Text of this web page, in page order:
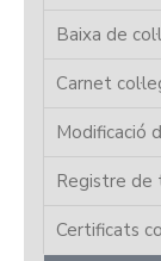
Baixa de
Carnet
Modificació
Registre de
Certificats